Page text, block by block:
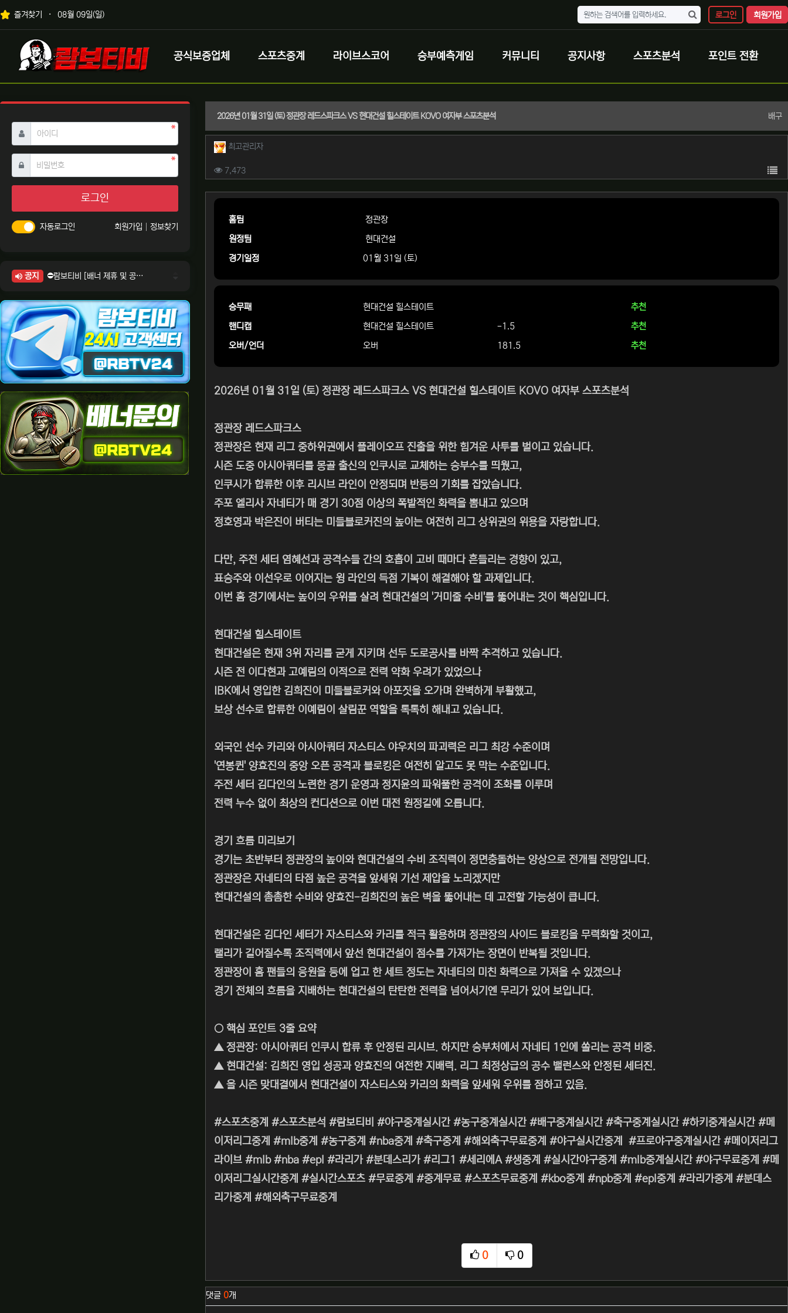
상단 네비
즐겨찾기 08월 09일(일) 로그인 회원가입
메인 메뉴
로고
공식보증업체 스포츠중계 라이브스코어 승부예측게임 커뮤니티 공지사항 스포츠분석 포인트 전환
2026년 01월 31일 (토) 정관장 레드스파크스 VS 현대건설 힐스테이트 KOVO 여자부 스포츠분석 배구
작성자 정보
최고관리자작성
컨텐츠 정보
7,473조회 목
본문
홈팀
정관장
원정팀
현대건설
경기일정
01월 31일 (토)
승무패 현대건설 힐스테이트
추천
핸디캡
현대건설 힐스테이트 -1.5
추천
오버/언더
오버 181.5 추천
2026년 01월 31일 (토) 정관장 레드스파크스 VS 현대건설 힐스테이트 KOVO 여자부 스포츠분석
정관장 레드스파크스
정관장은 현재 리그 중하위권에서 플레이오프 진출을 위한 힘겨운 사투를 벌이고 있습니다.
시즌 도중 아시아쿼터를 몽골 출신의 인쿠시로 교체하는 승부수를 띄웠고,
인쿠시가 합류한 이후 리시브 라인이 안정되며 반등의 기회를 잡았습니다.
주포 엘리사 자네티가 매 경기 30점 이상의 폭발적인 화력을 뽐내고 있으며
정호영과 박은진이 버티는 미들블로커진의 높이는 여전히 리그 상위권의 위용을 자랑합니다.
다만, 주전 세터 염혜선과 공격수들 간의 호흡이 고비 때마다 흔들리는 경향이 있고,
표승주와 이선우로 이어지는 윙 라인의 득점 기복이 해결해야 할 과제입니다.
이번 홈 경기에서는 높이의 우위를 살려 현대건설의 '거미줄 수비'를 뚫어내는 것이 핵심입니다.
현대건설 힐스테이트
현대건설은 현재 3위 자리를 굳게 지키며 선두 도로공사를 바짝 추격하고 있습니다.
시즌 전 이다현과 고예림의 이적으로 전력 약화 우려가 있었으나
IBK에서 영입한 김희진이 미들블로커와 아포짓을 오가며 완벽하게 부활했고,
보상 선수로 합류한 이예림이 살림꾼 역할을 톡톡히 해내고 있습니다.
외국인 선수 카리와 아시아쿼터 자스티스 야우치의 파괴력은 리그 최강 수준이며
'연봉퀸' 양효진의 중앙 오픈 공격과 블로킹은 여전히 알고도 못 막는 수준입니다.
주전 세터 김다인의 노련한 경기 운영과 정지윤의 파워풀한 공격이 조화를 이루며
전력 누수 없이 최상의 컨디션으로 이번 대전 원정길에 오릅니다.
경기 흐름 미리보기
경기는 초반부터 정관장의 높이와 현대건설의 수비 조직력이 정면충돌하는 양상으로 전개될 전망입니다.
정관장은 자네티의 타점 높은 공격을 앞세워 기선 제압을 노리겠지만
현대건설의 촘촘한 수비와 양효진-김희진의 높은 벽을 뚫어내는 데 고전할 가능성이 큽니다.
현대건설은 김다인 세터가 자스티스와 카리를 적극 활용하며 정관장의 사이드 블로킹을 무력화할 것이고,
랠리가 길어질수록 조직력에서 앞선 현대건설이 점수를 가져가는 장면이 반복될 것입니다.
정관장이 홈 팬들의 응원을 등에 업고 한 세트 정도는 자네티의 미친 화력으로 가져올 수 있겠으나
경기 전체의 흐름을 지배하는 현대건설의 탄탄한 전력을 넘어서기엔 무리가 있어 보입니다.
○ 핵심 포인트 3줄 요약
▲ 정관장: 아시아쿼터 인쿠시 합류 후 안정된 리시브. 하지만 승부처에서 자네티 1인에 쏠리는 공격 비중.
▲ 현대건설: 김희진 영입 성공과 양효진의 여전한 지배력. 리그 최정상급의 공수 밸런스와 안정된 세터진.
▲ 올 시즌 맞대결에서 현대건설이 자스티스와 카리의 화력을 앞세워 우위를 점하고 있음.
#스포츠중계 #스포츠분석 #람보티비 #야구중계실시간 #농구중계실시간 #배구중계실시간 #축구중계실시간 #하키중계실시간 #메
이저리그중계 #mlb중계 #농구중계 #nba중계 #축구중계 #해외축구무료중계 #야구실시간중계 #프로야구중계실시간 #메이저리그
라이브 #mlb #nba #epl #라리가 #분데스리가 #리그1 #세리에A #생중계 #실시간야구중계 #mlb중계실시간 #야구무료중계 #메
이저리그실시간중계 #실시간스포츠 #무료중계 #중계무료 #스포츠무료중계 #kbo중계 #npb중계 #epl중계 #라리가중계 #분데스
리가중계 #해외축구무료중계
0
추천
0
비추천
관련자료
댓글 0개
아이디 필수
비밀번호필수
로그인
자동로그인 회원가입 정보찾기
공지
⛔람보티비 [배너 제휴 및 공식 입점 문의 안내]
⛔람보티비 [정회원 등급UP! 안내사항]
⛔람보티비 [채팅방 이용시 주의사항]
⛔람보티비 [공식보증업체 안내]